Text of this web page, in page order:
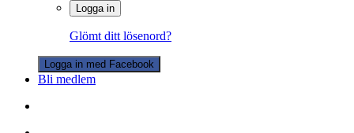
Logga in
Glömt ditt lösenord?
Logga in med Facebook
Bli medlem